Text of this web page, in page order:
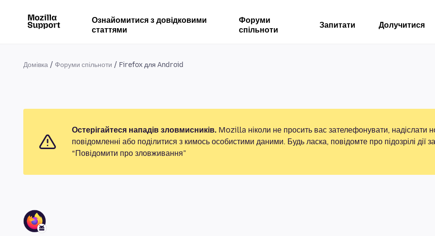
Ознайомитися з довідковими
статтями
Форуми
спільноти
Запитати Долучитися
Домівка Форуми спільноти Firefox для Android
Остерігайтеся нападів зловмисників. Mozilla ніколи не просить вас зателефонувати, надіслати
повідомленні або поділитися з кимось особистими даними. Будь ласка, повідомте про підозрілі
“Повідомити про зловживання”